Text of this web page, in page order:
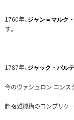
1760年、 ジャン＝マルク
す。
1787年、 ジャック・バル
今のヴァシュロン コンス
超複雑機構のコンプリケ